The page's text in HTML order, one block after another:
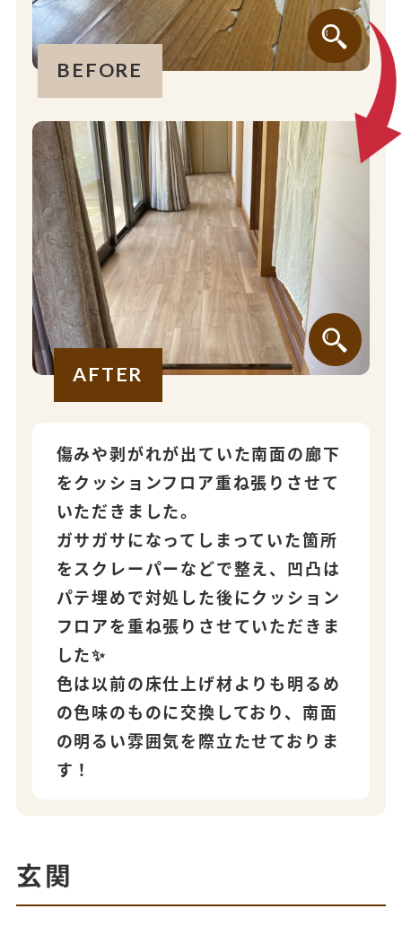
BEFORE
AFTER
傷みや剥がれが出ていた南面の廊下
をクッションフロア重ね張りさせて
いただきました。
ガサガサになってしまっていた箇所
をスクレーパーなどで整え、凹凸は
パテ埋めで対処した後にクッション
フロアを重ね張りさせていただきま
した✨
色は以前の床仕上げ材よりも明るめ
の色味のものに交換しており、南面
の明るい雰囲気を際立たせておりま
す！
玄関